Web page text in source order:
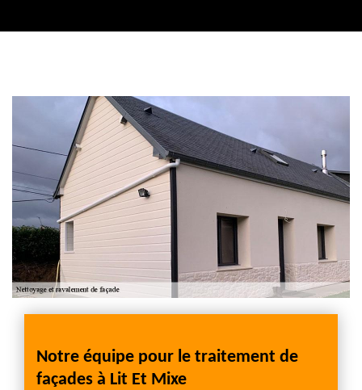
Notre équipe pour le traitement de
façades à Lit Et Mixe